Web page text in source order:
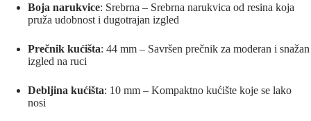
Boja narukvice: Srebrna – Srebrna narukvica od resina koja
pruža udobnost i dugotrajan izgled
Prečnik kućišta: 44 mm – Savršen prečnik za moderan i snažan
izgled na ruci
Debljina kućišta: 10 mm – Kompaktno kućište koje se lako
nosi